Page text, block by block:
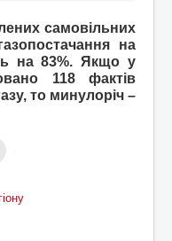
самовільних
на
на 83%. Якщо у
118 фактів
то минулоріч –